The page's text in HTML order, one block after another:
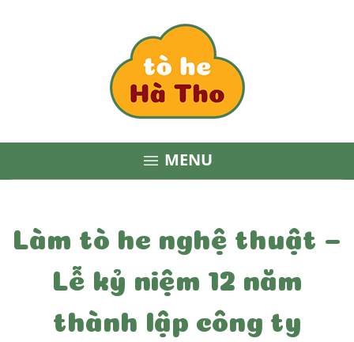
 MENU
Làm tò he nghệ thuật –
Lễ kỷ niệm 12 năm
thành lập công ty